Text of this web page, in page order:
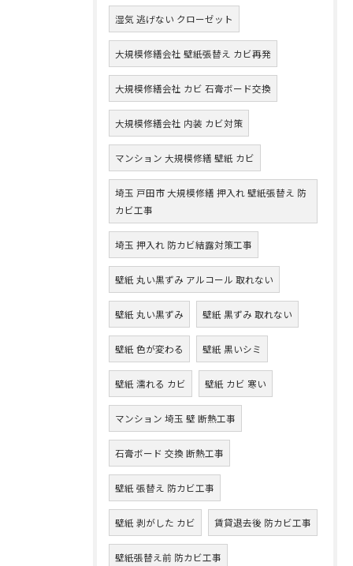
湿気 逃げない クローゼット
大規模修繕会社 壁紙張替え カビ再発
大規模修繕会社 カビ 石膏ボード交換
大規模修繕会社 内装 カビ対策
マンション 大規模修繕 壁紙 カビ
埼玉 戸田市 大規模修繕 押入れ 壁紙張替え 防
カビ工事
埼玉 押入れ 防カビ結露対策工事
壁紙 丸い黒ずみ アルコール 取れない
壁紙 丸い黒ずみ 壁紙 黒ずみ 取れない
壁紙 色が変わる 壁紙 黒いシミ
壁紙 濡れる カビ 壁紙 カビ 寒い
マンション 埼玉 壁 断熱工事
石膏ボード 交換 断熱工事
壁紙 張替え 防カビ工事
壁紙 剥がした カビ 賃貸退去後 防カビ工事
壁紙張替え前 防カビ工事